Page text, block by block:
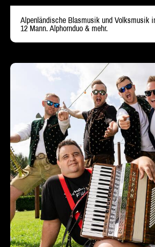
Alpenländische Blasmusik und Volksmusik
12 Mann. Alphornduo & mehr.